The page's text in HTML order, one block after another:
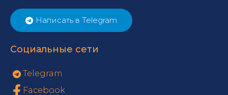
Написать в Telegram
Социальные сети
Telegram
Facebook